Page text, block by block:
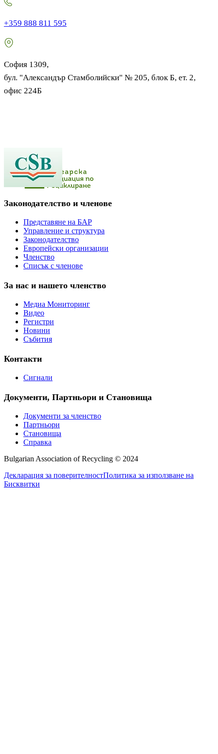
+359 888 811 595
София 1309,
бул. "Александър Стамболийски" № 205, блок Б, ет. 2,
офис 224Б
Законодателство и членове
Представяне на БАР
Управление и структура
Законодателство
Европейски организации
Членство
Списък с членове
За нас и нашето членство
Медиа Мониторинг
Видео
Регистри
Новини
Събития
Контакти
Сигнали
Документи, Партньори и Становища
Документи за членство
Партньори
Становища
Справка
Bulgarian Association of Recycling © 2024
Декларация за поверителностПолитика за използване на
Бисквитки